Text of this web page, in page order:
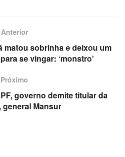
Anterior
matou sobrinha e deixou um
se vingar: ‘monstro’
Próximo
governo demite titular da
general Mansur